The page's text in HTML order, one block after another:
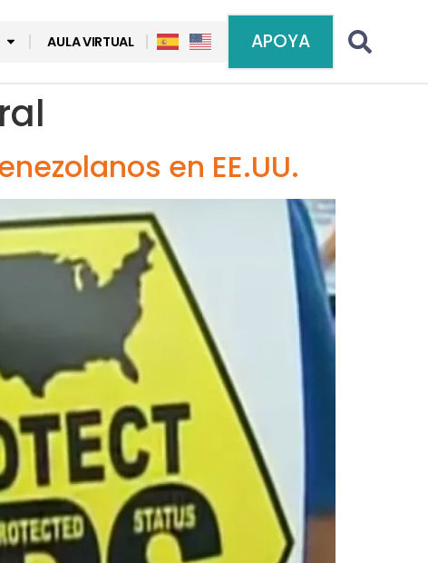
AULA VIRTUAL APOYA
en EE.UU.